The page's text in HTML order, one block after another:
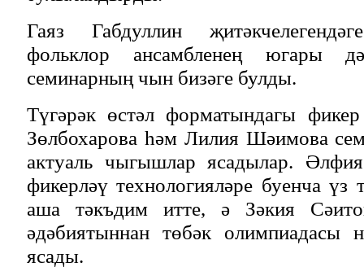
Гаяз Габдуллин
фольклор ансамбленең югары
семинарның чын бизәге булды.
Түгәрәк өстәл форматындагы
Зөлбохарова һәм Лилия Шәимова
актуаль чыгышлар ясадылар.
фикерләү технологияләре буенча үз
аша тәкъдим итте, ә Зәкия
әдәбиятыннан төбәк олимпиадасы
ясады.